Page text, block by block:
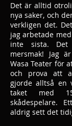
Det är alltid
nya saker, och
verkligen det.
jag arbetade
inte sista.
mersmak! Jag
Wasa Teater för
och prova att
gjorde alltså en
taket med
skådespelare.
aldrig sett det